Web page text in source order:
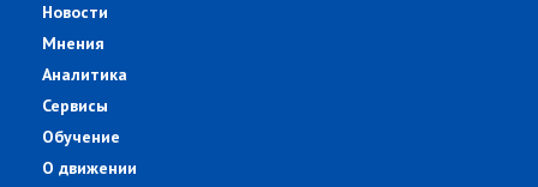
Новости
Мнения
Аналитика
Сервисы
Обучение
О движении